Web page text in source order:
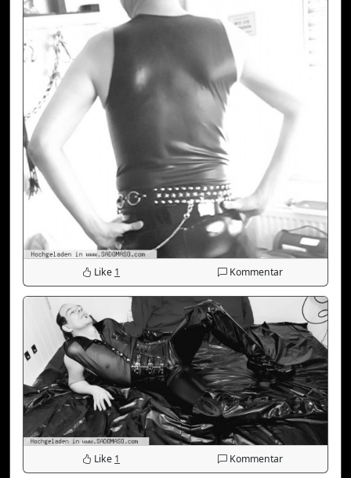
Like 1 Kommentar
Like 1 Kommentar